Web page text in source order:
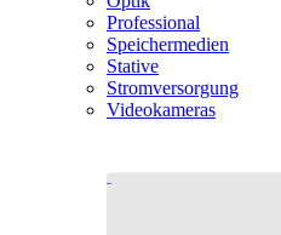
Professional
Speichermedien
Stative
Stromversorgung
Videokameras